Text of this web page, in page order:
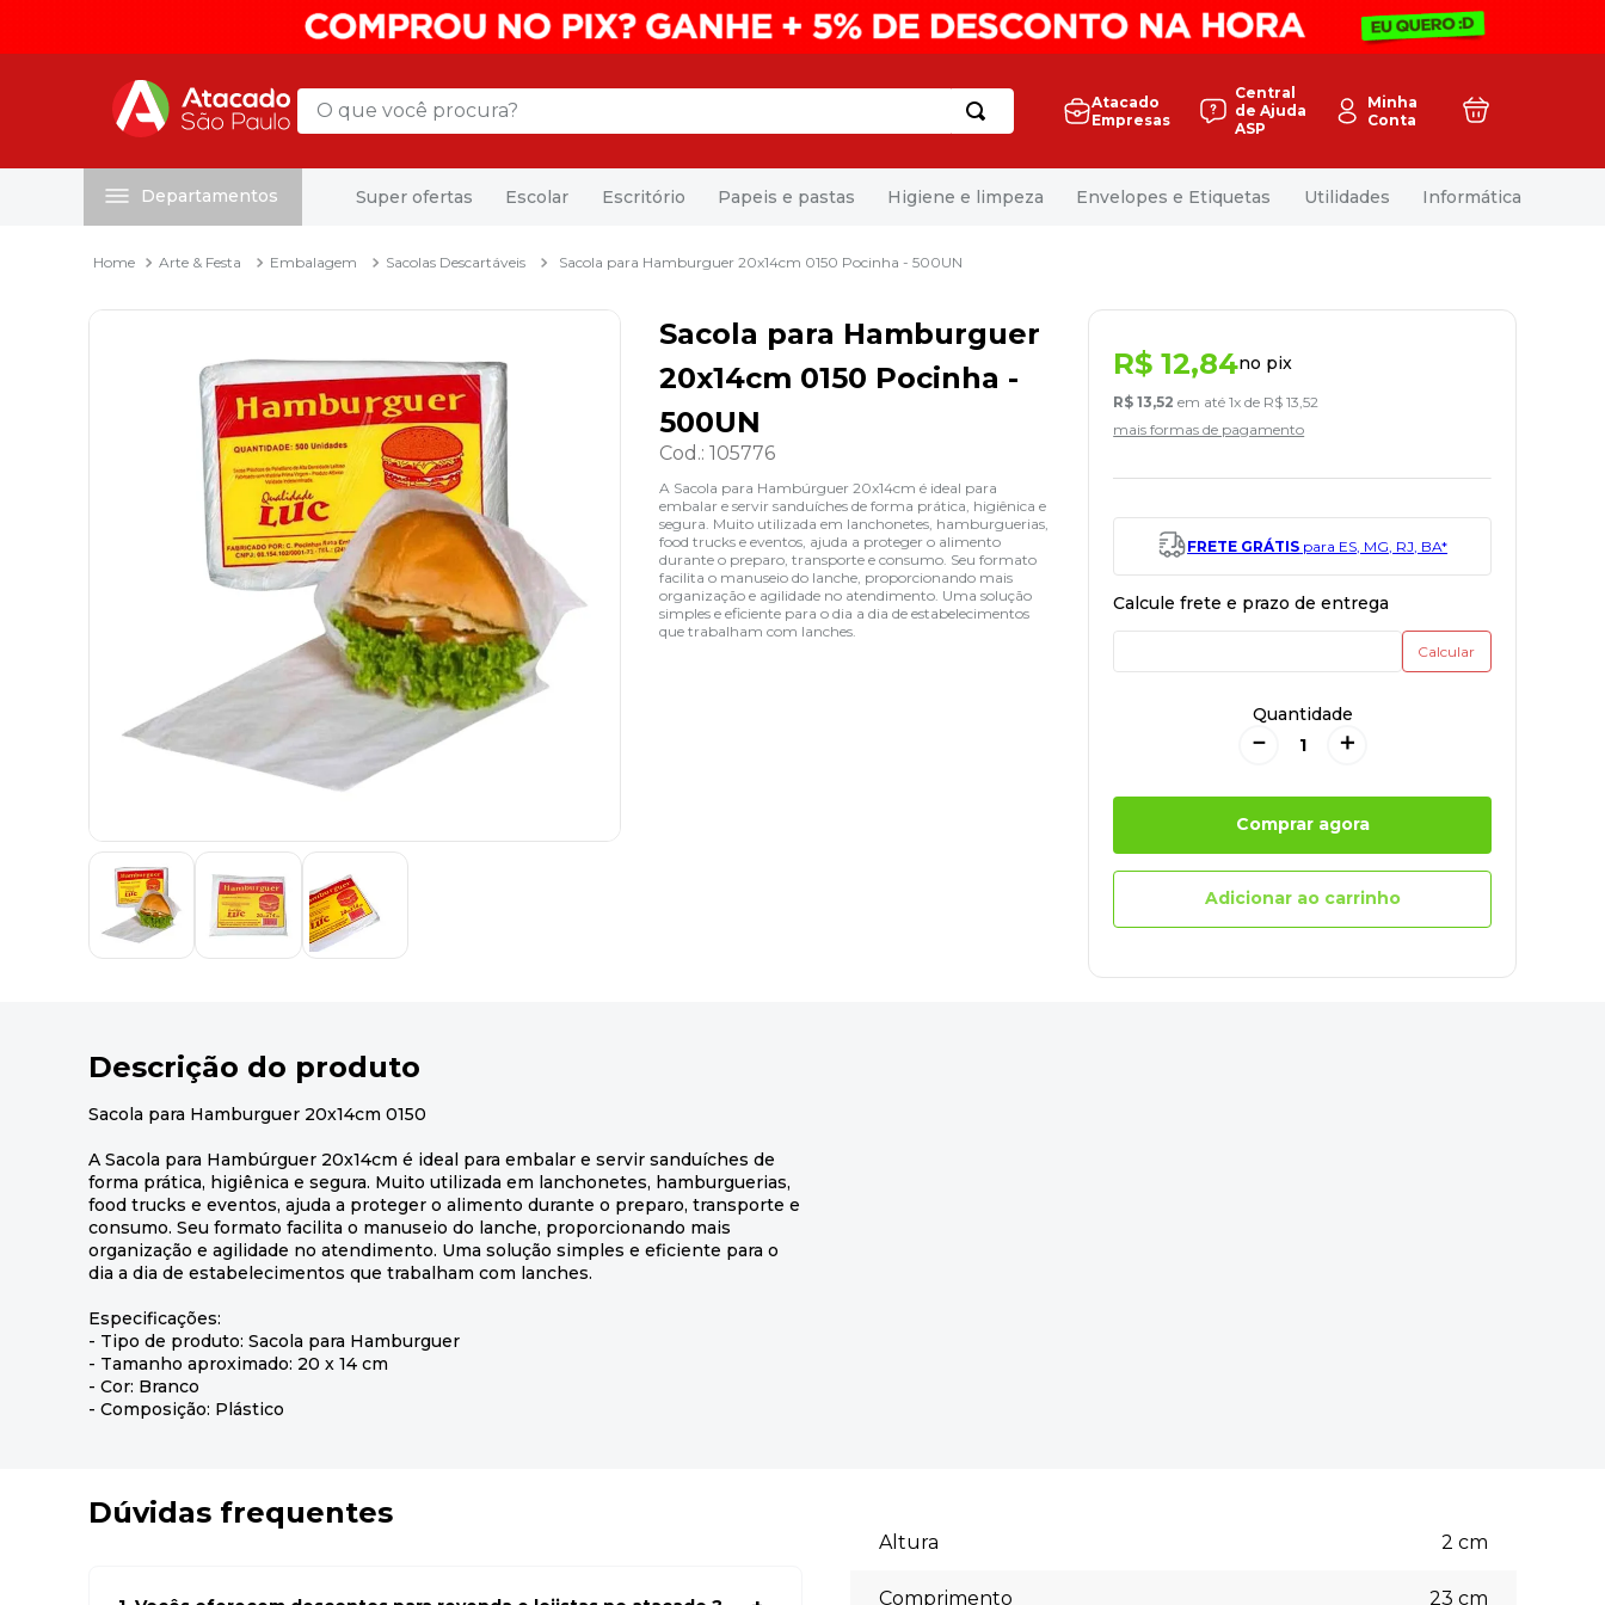
O que você procura?
Atacado
Empresas
Central
de Ajuda
ASP
Minha
Conta
Departamentos Super ofertas Escolar Escritório Papeis e pastas Higiene e limpeza Envelopes e Etiquetas Utilidades Informática
Arte & Festa Embalagem Sacolas Descartáveis Sacola para Hamburguer 20x14cm 0150 Pocinha - 500UN
Sacola para Hamburguer
20x14cm 0150 Pocinha -
500UN
Cod.:105776
A Sacola para Hambúrguer 20x14cm é ideal para
embalar e servir sanduíches de forma prática, higiênica e
segura. Muito utilizada em lanchonetes, hamburguerias,
food trucks e eventos, ajuda a proteger o alimento
durante o preparo, transporte e consumo. Seu formato
facilita o manuseio do lanche, proporcionando mais
organização e agilidade no atendimento. Uma solução
simples e eficiente para o dia a dia de estabelecimentos
que trabalham com lanches.
R$ 12,84no pix
R$ 13,52 em até1x de R$ 13 ,52
mais formas de pagamento
FRETE GRÁTIS para ES, MG, RJ, BA*
Quantidade
＋
－
Comprar agora
Adicionar ao carrinho
Descrição do produto
Sacola para Hamburguer 20x14cm 0150
A Sacola para Hambúrguer 20x14cm é ideal para embalar e servir sanduíches de
forma prática, higiênica e segura. Muito utilizada em lanchonetes, hamburguerias,
food trucks e eventos, ajuda a proteger o alimento durante o preparo, transporte e
consumo. Seu formato facilita o manuseio do lanche, proporcionando mais
organização e agilidade no atendimento. Uma solução simples e eficiente para o
dia a dia de estabelecimentos que trabalham com lanches.
Especificações:
- Tipo de produto: Sacola para Hamburguer
- Tamanho aproximado: 20 x 14 cm
- Cor: Branco
- Composição: Plástico
Dúvidas frequentes
Altura 2 cm
Comprimento 23 cm
mala